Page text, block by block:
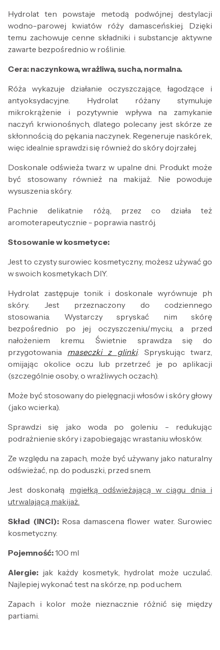
Hydrolat ten powstaje metodą podwójnej destylacji
wodno-parowej kwiatów róży damasceńskiej. Dzięki
temu zachowuje cenne składniki i substancje aktywne
zawarte bezpośrednio w roślinie.
Cera: naczynkowa, wrażliwa, sucha, normalna.
Róża wykazuje działanie oczyszczające, łagodzące i
antyoksydacyjne. Hydrolat różany stymuluje
mikrokrążenie i pozytywnie wpływa na zamykanie
naczyń krwionośnych, dlatego polecany jest skórze ze
skłonnością do pękania naczynek. Regeneruje naskórek,
więc idealnie sprawdzi się również do skóry dojrzałej.
Doskonale odświeża twarz w upalne dni. Produkt może
być stosowany również na makijaż. Nie powoduje
wysuszenia skóry.
Pachnie delikatnie różą, przez co działa też
aromoterapeutycznie - poprawia nastrój.
Stosowanie w kosmetyce:
Jest to czysty surowiec kosmetyczny, możesz używać go
w swoich kosmetykach DIY.
Hydrolat zastępuje tonik i doskonale wyrównuje ph
skóry. Jest przeznaczony do codziennego
stosowania. Wystarczy spryskać nim skórę
bezpośrednio po jej oczyszczeniu/myciu, a przed
nałożeniem kremu. Świetnie sprawdza się do
przygotowania maseczki z glinki. Spryskując twarz,
omijając okolice oczu lub przetrzeć je po aplikacji
(szczególnie osoby, o wrażliwych oczach).
Może być stosowany do pielęgnacji włosów i skóry głowy
(jako wcierka).
Sprawdzi się jako woda po goleniu - redukując
podrażnienie skóry i zapobiegając wrastaniu włosków.
Ze względu na zapach, może być używany jako naturalny
odświeżać, np. do poduszki, przed snem.
Jest doskonałą mgiełką odświeżającą w ciągu dnia i
utrwalającą makijaż.
Skład (INCI):Rosa damascena flower water. Surowiec
kosmetyczny.
Pojemność:100 ml
Alergie: jak każdy kosmetyk, hydrolat może uczulać.
Najlepiej wykonać test na skórze, np. pod uchem.
Zapach i kolor może nieznacznie różnić się między
partiami.